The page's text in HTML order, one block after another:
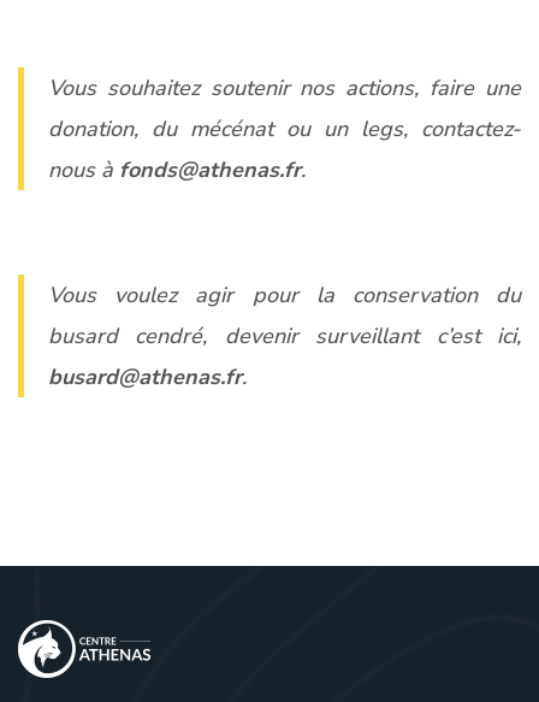
Vous souhaitez soutenir nos actions, faire une
donation, du mécénat ou un legs, contactez-
nous à fonds@athenas.fr.
Vous voulez agir pour la conservation du
busard cendré, devenir surveillant c’est ici,
busard@athenas.fr.